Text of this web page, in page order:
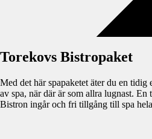
Torekovs Bistropaket
Med det här spapaketet äter du en tidig
av spa, när där är som allra lugnast. En
Bistron ingår och fri tillgång till spa